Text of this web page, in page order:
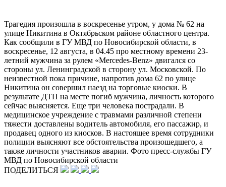
Трагедия произошла в воскресенье утром, у дома № 62 на
улице Никитина в Октябрьском районе областного центра.
Как сообщили в ГУ МВД по Новосибирской области, в
воскресенье, 12 августа, в 04.45 про местному времени 23-
летний мужчина за рулем «Mercedes-Benz» двигался со
стороны ул. Ленинградской в сторону ул. Московской. По
неизвестной пока причине, напротив дома 62 по улице
Никитина он совершил наезд на торговые киоски. В
результате ДТП на месте погиб мужчина, личность которого
сейчас выясняется. Еще три человека пострадали. В
медицинское учреждение с травмами различной степени
тяжести доставлены водитель автомобиля, его пассажир, и
продавец одного из киосков. В настоящее время сотрудники
полиции выясняют все обстоятельства произошедшего, а
также личности участников аварии. Фото пресс-службы ГУ
МВД по Новосибирской области
ПОДЕЛИТЬСЯ